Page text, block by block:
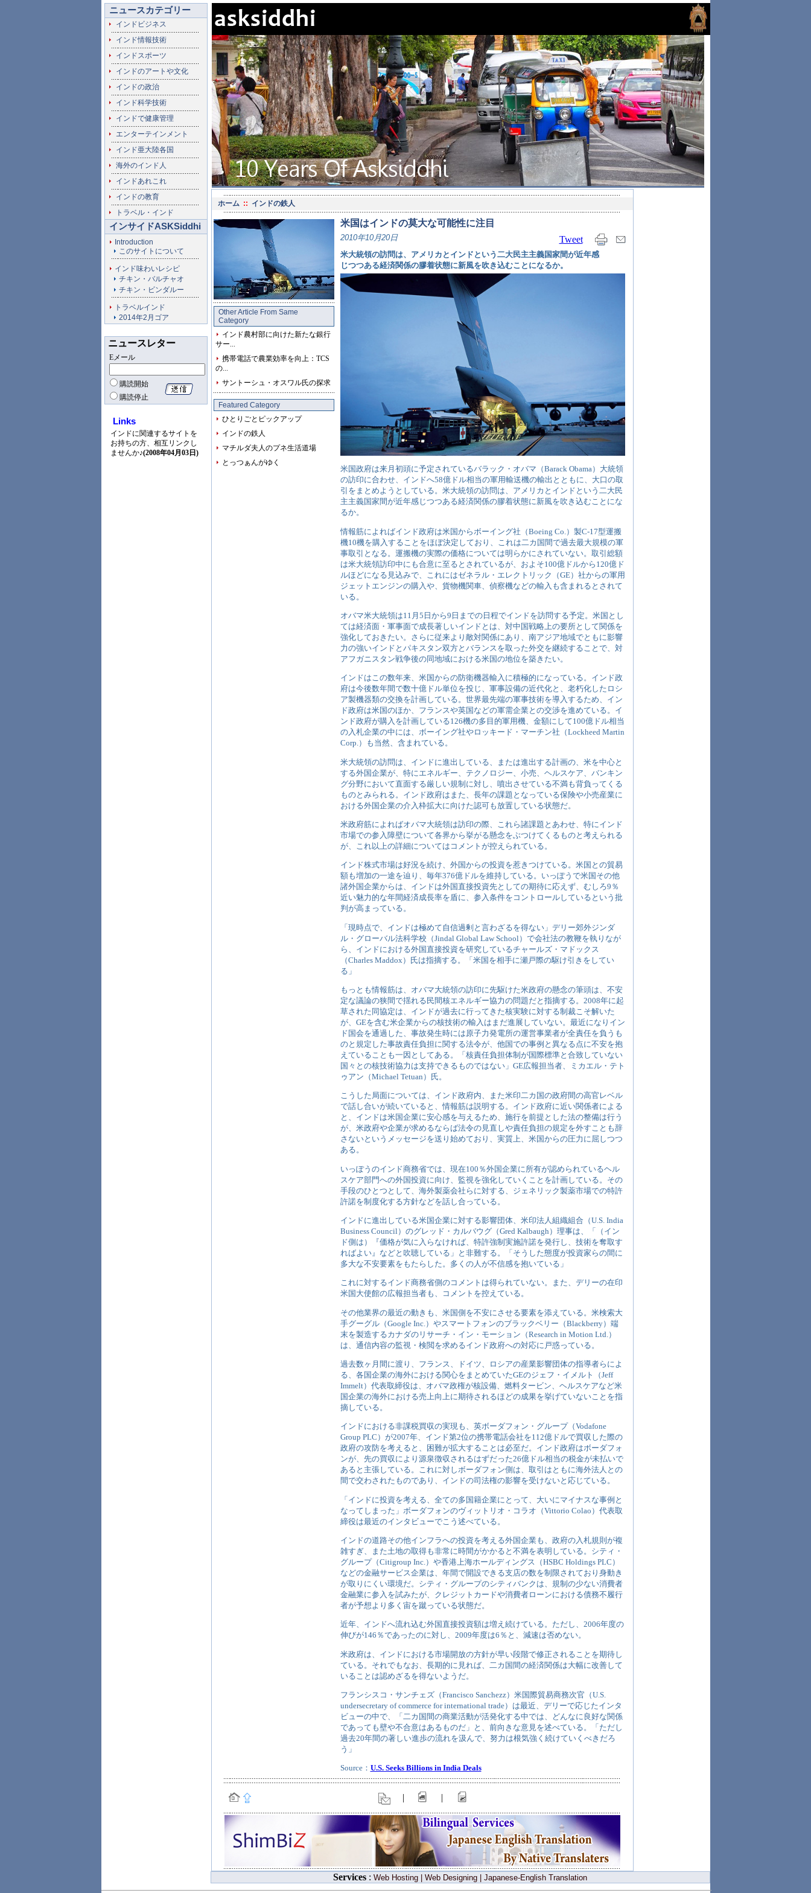
ニュースカテゴリー
インドビジネス
インド情報技術
インドスポーツ
インドのアートや文化
インドの政治
インド科学技術
インドで健康管理
エンターテインメント
インド亜大陸各国
海外のインド人
インドあれこれ
インドの教育
トラベル・インド
インサイドASKSiddhi
Introduction
このサイトについて
インド味わいレシピ
チキン・バルチャオ
チキン・ビンダルー
トラベルインド
2014年2月ゴア
ニュースレター
Eメール
購読開始
購読停止
Links
インドに関連するサイトを
お持ちの方、相互リンクし
ませんか♪(2008年04月03日)
ホーム :: インドの鉄人
Other Article From Same
Category
インド農村部に向けた新たな銀行
サー...
携帯電話で農業効率を向上：TCS
の...
サントーシュ・オスワル氏の探求
Featured Category
ひとりごとピックアップ
インドの鉄人
マチルダ夫人のプネ生活道場
とっつぁんがゆく
米国はインドの莫大な可能性に注目
2010年10月20日 Tweet
米大統領の訪問は、アメリカとインドという二大民主主義国家間が近年感
じつつある経済関係の膠着状態に新風を吹き込むことになるか。
米国政府は来月初頭に予定されているバラック・オバマ（Barack Obama）大統領
の訪印に合わせ、インドへ58億ドル相当の軍用輸送機の輸出とともに、大口の取
引をまとめようとしている。米大統領の訪問は、アメリカとインドという二大民
主主義国家間が近年感じつつある経済関係の膠着状態に新風を吹き込むことにな
るか。
情報筋によればインド政府は米国からボーイング社（Boeing Co.）製C-17型運搬
機10機を購入することをほぼ決定しており、これは二カ国間で過去最大規模の軍
事取引となる。運搬機の実際の価格については明らかにされていない。取引総額
は米大統領訪印中にも合意に至るとされているが、およそ100億ドルから120億ド
ルほどになる見込みで、これにはゼネラル・エレクトリック（GE）社からの軍用
ジェットエンジンの購入や、貨物機関車、偵察機などの輸入も含まれるとされて
いる。
オバマ米大統領は11月5日から9日までの日程でインドを訪問する予定。米国とし
ては経済面・軍事面で成長著しいインドとは、対中国戦略上の要所として関係を
強化しておきたい。さらに従来より敵対関係にあり、南アジア地域でともに影響
力の強いインドとパキスタン双方とバランスを取った外交を継続することで、対
アフガニスタン戦争後の同地域における米国の地位を築きたい。
インドはこの数年来、米国からの防衛機器輸入に積極的になっている。インド政
府は今後数年間で数十億ドル単位を投じ、軍事設備の近代化と、老朽化したロシ
ア製機器類の交換を計画している。世界最先端の軍事技術を導入するため、イン
ド政府は米国のほか、フランスや英国などの軍需企業との交渉を進めている。イ
ンド政府が購入を計画している126機の多目的軍用機、金額にして100億ドル相当
の入札企業の中には、ボーイング社やロッキード・マーチン社（Lockheed Martin
Corp.）も当然、含まれている。
米大統領の訪問は、インドに進出している、または進出する計画の、米を中心と
する外国企業が、特にエネルギー、テクノロジー、小売、ヘルスケア、バンキン
グ分野において直面する厳しい規制に対し、噴出させている不満も背負ってくる
ものとみられる。インド政府はまた、長年の課題となっている保険や小売産業に
おける外国企業の介入枠拡大に向けた認可も放置している状態だ。
米政府筋によればオバマ大統領は訪印の際、これら諸課題とあわせ、特にインド
市場での参入障壁について各界から挙がる懸念をぶつけてくるものと考えられる
が、これ以上の詳細についてはコメントが控えられている。
インド株式市場は好況を続け、外国からの投資を惹きつけている。米国との貿易
額も増加の一途を辿り、毎年376億ドルを維持している。いっぽうで米国その他
諸外国企業からは、インドは外国直接投資先としての期待に応えず、むしろ9％
近い魅力的な年間経済成長率を盾に、参入条件をコントロールしているという批
判が高まっている。
「現時点で、インドは極めて自信過剰と言わざるを得ない」デリー郊外ジンダ
ル・グローバル法科学校（Jindal Global Law School）で会社法の教鞭を執りなが
ら、インドにおける外国直接投資を研究しているチャールズ・マドックス
（Charles Maddox）氏は指摘する。「米国を相手に瀬戸際の駆け引きをしてい
る」
もっとも情報筋は、オバマ大統領の訪印に先駆けた米政府の懸念の筆頭は、不安
定な議論の狭間で揺れる民間核エネルギー協力の問題だと指摘する。2008年に起
草された同協定は、インドが過去に行ってきた核実験に対する制裁こそ解いた
が、GEを含む米企業からの核技術の輸入はまだ進展していない。最近になりイン
ド国会を通過した、事故発生時には原子力発電所の運営事業者が全責任を負うも
のと規定した事故責任負担に関する法令が、他国での事例と異なる点に不安を抱
えていることも一因としてある。「核責任負担体制が国際標準と合致していない
国々との核技術協力は支持できるものではない」GE広報担当者、ミカエル・テト
ゥアン（Michael Tetuan）氏。
こうした局面については、インド政府内、また米印二カ国の政府間の高官レベル
で話し合いが続いていると、情報筋は説明する。インド政府に近い関係者による
と、インドは米国企業に安心感を与えるため、施行を前提とした法の整備は行う
が、米政府や企業が求めるならば法令の見直しや責任負担の規定を外すことも辞
さないというメッセージを送り始めており、実質上、米国からの圧力に屈しつつ
ある。
いっぽうのインド商務省では、現在100％外国企業に所有が認められているヘル
スケア部門への外国投資に向け、監視を強化していくことを計画している。その
手段のひとつとして、海外製薬会社らに対する、ジェネリック製薬市場での特許
許諾を制度化する方針などを話し合っている。
インドに進出している米国企業に対する影響団体、米印法人組織組合（U.S. India
Business Council）のグレッド・カルバウグ（Gred Kalbaugh）理事は、「（イン
ド側は）『価格が気に入らなければ、特許強制実施許諾を発行し、技術を奪取す
ればよい』などと吹聴している」と非難する。「そうした態度が投資家らの間に
多大な不安要素をもたらした。多くの人が不信感を抱いている」
これに対するインド商務省側のコメントは得られていない。また、デリーの在印
米国大使館の広報担当者も、コメントを控えている。
その他業界の最近の動きも、米国側を不安にさせる要素を添えている。米検索大
手グーグル（Google Inc.）やスマートフォンのブラックベリー（Blackberry）端
末を製造するカナダのリサーチ・イン・モーション（Research in Motion Ltd.）
は、通信内容の監視・検閲を求めるインド政府への対応に戸惑っている。
過去数ヶ月間に渡り、フランス、ドイツ、ロシアの産業影響団体の指導者らによ
る、各国企業の海外における関心をまとめていたGEのジェフ・イメルト（Jeff
Immelt）代表取締役は、オバマ政権が核設備、燃料タービン、ヘルスケアなど米
国企業の海外における売上向上に期待されるほどの成果を挙げていないことを指
摘している。
インドにおける非課税買収の実現も、英ボーダフォン・グループ（Vodafone
Group PLC）が2007年、インド第2位の携帯電話会社を112億ドルで買収した際の
政府の攻防を考えると、困難が拡大することは必至だ。インド政府はボーダフォ
ンが、先の買収により源泉徴収されるはずだった26億ドル相当の税金が未払いで
あると主張している。これに対しボーダフォン側は、取引はともに海外法人との
間で交わされたものであり、インドの司法権の影響を受けないと応じている。
「インドに投資を考える、全ての多国籍企業にとって、大いにマイナスな事例と
なってしまった」ボーダフォンのヴィットリオ・コラオ（Vittorio Colao）代表取
締役は最近のインタビューでこう述べている。
インドの道路その他インフラへの投資を考える外国企業も、政府の入札規則が複
雑すぎ、また土地の取得も非常に時間がかかると不満を表明している。シティ・
グループ（Citigroup Inc.）や香港上海ホールディングス（HSBC Holdings PLC）
などの金融サービス企業は、年間で開設できる支店の数を制限されており身動き
が取りにくい環境だ。シティ・グループのシティバンクは、規制の少ない消費者
金融業に参入を試みたが、クレジットカードや消費者ローンにおける債務不履行
者が予想より多く宙を蹴っている状態だ。
近年、インドへ流れ込む外国直接投資額は増え続けている。ただし、2006年度の
伸びが146％であったのに対し、2009年度は6％と、減速は否めない。
米政府は、インドにおける市場開放の方針が早い段階で修正されることを期待し
ている。それでもなお、長期的に見れば、二カ国間の経済関係は大幅に改善して
いることは認めざるを得ないようだ。
フランシスコ・サンチェズ（Francisco Sanchezz）米国際貿易商務次官（U.S.
undersecretary of commerce for international trade）は最近、デリーで応じたインタ
ビューの中で、「二カ国間の商業活動が活発化する中では、どんなに良好な関係
であっても壁や不合意はあるものだ」と、前向きな意見を述べている。「ただし
過去20年間の著しい進歩の流れを汲んで、努力は根気強く続けていくべきだろ
う」
Source： U.S. Seeks Billions in India Deals
| |
Services : Web Hosting Web Designing Japanese-English Translation